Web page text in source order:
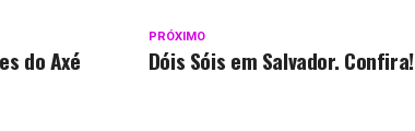
PRÓXIMO
Dóis Sóis em Salvador. Confira!
do Axé